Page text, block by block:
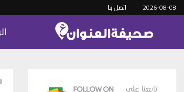
2026-08-08 اتصل بنا